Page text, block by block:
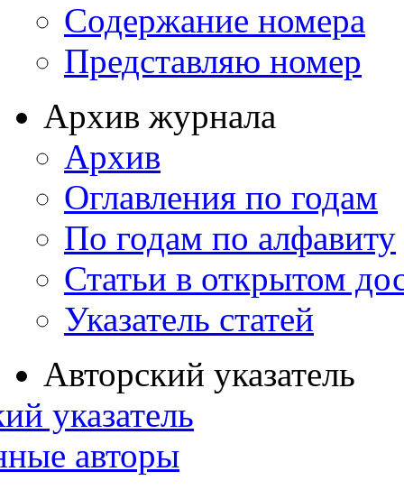
Содержание номера
Представляю номер
Архив журнала
Архив
Оглавления по годам
По годам по алфавиту
Статьи в открытом
Указатель статей
Авторский указатель
указатель
авторы